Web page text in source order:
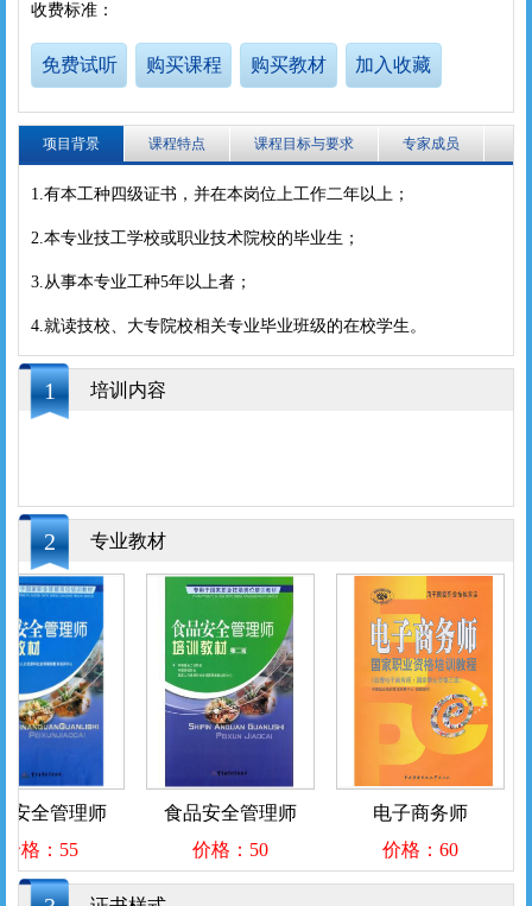
登录 注册
注册 登录
收费标准：
免费试听 购买课程 购买教材 加入收藏
项目背景 课程特点 课程目标与要求 专家成员
1.有本工种四级证书，并在本岗位上工作二年以上；
2.本专业技工学校或职业技术院校的毕业生；
3.从事本专业工种5年以上者；
4.就读技校、大专院校相关专业毕业班级的在校学生。
1 培训内容
2 专业教材
安全管理师
格：55
食品安全管理师
价格：50
电子商务师
价格：60